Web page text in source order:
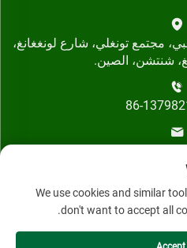
مجتمع تونغلي، شارع لونغغانغ،
شنتشن، الصين.
We use cookies and similar
don't want to accept all